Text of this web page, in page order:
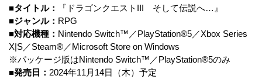
■タイトル：
『ドラゴンクエストIII そして伝説へ…』
■ジャンル： RPG
■対応機種： Nintendo Switch™／PlayStation®5／Xbox Series
X|S／Steam®／Microsoft Store on Windows
※パッケージ版はNintendo Switch™／PlayStation®5のみ
■発売日： 2024年11月14日（木）予定